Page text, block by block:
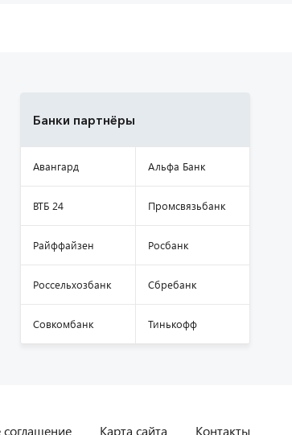
Банки партнёры
Авангард Альфа Банк
ВТБ 24 Промсвязьбанк
Райффайзен Росбанк
Россельхозбанк Сбребанк
Совкомбанк Тинькофф
соглашение Карта сайта Контакты